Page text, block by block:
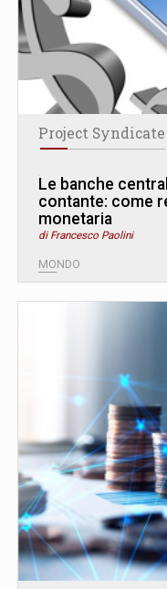
Project Syndicate
Le banche
contante: come
monetaria
di Francesco Paolini
MONDO